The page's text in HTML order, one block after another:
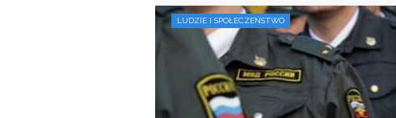
LUDZIE I SPOŁECZEŃSTWO